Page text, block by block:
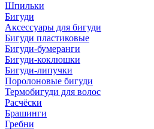
Шпильки
Бигуди
Аксессуары для бигуди
Бигуди пластиковые
Бигуди-бумеранги
Бигуди-коклюшки
Бигуди-липучки
Поролоновые бигуди
Термобигуди для волос
Расчёски
Брашинги
Гребни